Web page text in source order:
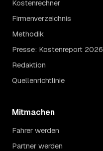
Kostenrechner
Firmenverzeichnis
Methodik
Presse: Kostenreport 2026
Redaktion
Quellenrichtlinie
Mitmachen
Fahrer werden
Partner werden